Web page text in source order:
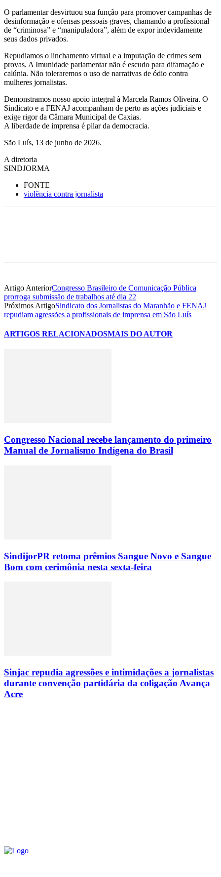
O parlamentar desvirtuou sua função para promover campanhas de
desinformação e ofensas pessoais graves, chamando a profissional
de “criminosa” e “manipuladora”, além de expor indevidamente
seus dados privados.
Repudiamos o linchamento virtual e a imputação de crimes sem
provas. A Imunidade parlamentar não é escudo para difamação e
calúnia. Não toleraremos o uso de narrativas de ódio contra
mulheres jornalistas.
Demonstramos nosso apoio integral à Marcela Ramos Oliveira. O
Sindicato e a FENAJ acompanham de perto as ações judiciais e
exige rigor da Câmara Municipal de Caxias.
A liberdade de imprensa é pilar da democracia.
São Luís, 13 de junho de 2026.
A diretoria
SINDJORMA
FONTE
violência contra jornalista
Artigo AnteriorCongresso Brasileiro de Comunicação Pública
prorroga submissão de trabalhos até dia 22
Próximos ArtigoSindicato dos Jornalistas do Maranhão e FENAJ
repudiam agressões a profissionais de imprensa em São Luís
ARTIGOS RELACIONADOSMAIS DO AUTOR
Congresso Nacional recebe lançamento do primeiro
Manual de Jornalismo Indígena do Brasil
SindijorPR retoma prêmios Sangue Novo e Sangue
Bom com cerimônia nesta sexta-feira
Sinjac repudia agressões e intimidações a jornalistas
durante convenção partidária da coligação Avança
Acre